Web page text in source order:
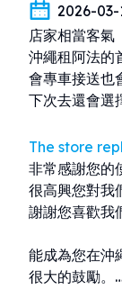
再次感謝您的
2026-03-
店家相當客氣
沖繩租阿法的
會專車接送也
下次去還會選
The store
非常感謝您的
很高興您對我
謝謝您喜歡我
能成為您在沖
很大的鼓勵。
期待您下次